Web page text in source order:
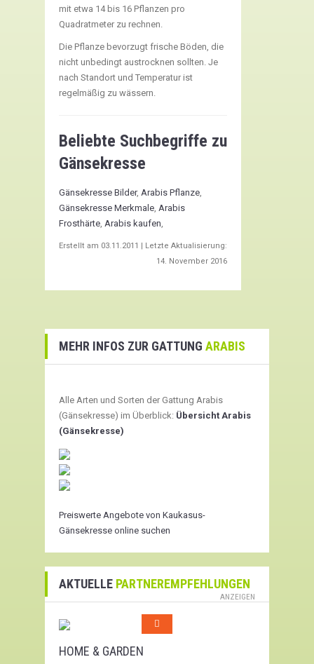
mit etwa 14 bis 16 Pflanzen pro
Quadratmeter zu rechnen.
Die Pflanze bevorzugt frische Böden, die
nicht unbedingt austrocknen sollten. Je
nach Standort und Temperatur ist
regelmäßig zu wässern.
Beliebte Suchbegriffe zu
Gänsekresse
Gänsekresse Bilder, Arabis Pflanze,
Gänsekresse Merkmale, Arabis
Frosthärte, Arabis kaufen,
Erstellt am 03.11.2011 | Letzte Aktualisierung:
14. November 2016
MEHR INFOS ZUR GATTUNG ARABIS
Alle Arten und Sorten der Gattung Arabis
(Gänsekresse) im Überblick: Übersicht Arabis
(Gänsekresse)
Preiswerte Angebote von Kaukasus-
Gänsekresse online suchen
AKTUELLE PARTNEREMPFEHLUNGEN
ANZEIGEN
HOME & GARDEN